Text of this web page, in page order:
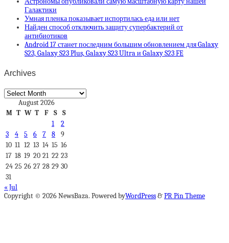
Галактики
Умная пленка показывает испортилась еда или нет
Найден способ отключить защиту супербактерий от
антибиотиков
Android 17 станет последним большим обновлением для Galaxy
S23, Galaxy S23 Plus, Galaxy S23 Ultra и Galaxy S23 FE
Archives
Archives
August 2026
M T W T F S
S
1
2
3
4 5 6 7 8
9
10 11 12 13 14 15 16
17 18 19 20 21 22 23
24 25 26 27 28 29 30
31
« Jul
Copyright © 2026 NewsBaza. Powered byWordPress&PR Pin Theme